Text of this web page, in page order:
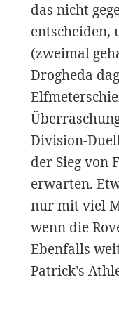
das nicht
entscheiden,
(zweimal
Drogheda
Division-
der Sieg von
erwarten.
nur mit viel
wenn die
Ebenfalls
Patrick’s